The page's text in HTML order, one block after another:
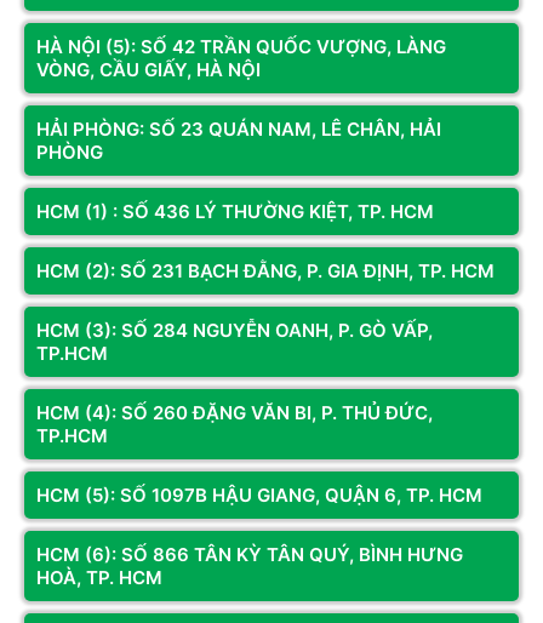
Các sản phẩm của Hoàng Long luôn đi đầu về chất lượng
và uy tín trên thị trường
Ngoài ra, với mục tiêu xây dựng
thành một môi trường làm việc chuyên nghiệp nơi mà mọi cá
nhân phát huy tối đa năng lực, sức sáng tạo của bản thân. Là
ngôi nhà chung cho mọi cán bộ nhân viên cùng nhau phát triển,
chia sẻ quyền lợi, trách nhiệm và nghĩa vụ công bằng.
HÀ NỘI (5): SỐ 42 TRẦN QUỐC VƯỢNG, LÀNG
VÒNG, CẦU GIẤY, HÀ NỘI
HẢI PHÒNG: SỐ 23 QUÁN NAM, LÊ CHÂN, HẢI
PHÒNG
HCM (1) : SỐ 436 LÝ THƯỜNG KIỆT, TP. HCM
HCM (2): SỐ 231 BẠCH ĐẰNG, P. GIA ĐỊNH, TP. HCM
HCM (3): SỐ 284 NGUYỄN OANH, P. GÒ VẤP,
TP.HCM
HCM (4): SỐ 260 ĐẶNG VĂN BI, P. THỦ ĐỨC,
TP.HCM
HCM (5): SỐ 1097B HẬU GIANG, QUẬN 6, TP. HCM
HCM (6): SỐ 866 TÂN KỲ TÂN QUÝ, BÌNH HƯNG
HOÀ, TP. HCM